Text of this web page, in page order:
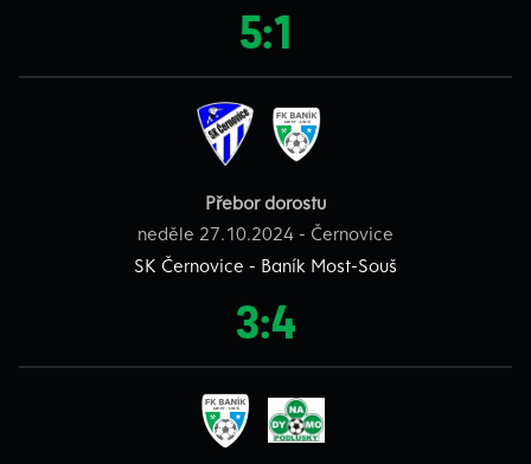
5:1
Přebor dorostu
neděle 27.10.2024 - Černovice
SK Černovice - Baník Most-Souš
3:4